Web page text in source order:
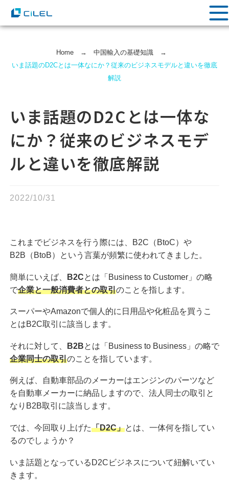
Home→ 中国輸⼊の基礎知識→
いま話題のD2Cとは一体なにか？従来のビジネスモデルと違いを徹底
解説
いま話題のD2Cとは一体な
にか？従来のビジネスモデ
ルと違いを徹底解説
2022/10/31
これまでビジネスを行う際には、B2C（BtoC）や
B2B（BtoB）という言葉が頻繁に使われてきました。
簡単にいえば、 B2Cとは「Business to Customer」の略
で企業と一般消費者との取引のことを指します。
スーパーやAmazonで個人的に日用品や化粧品を買うこ
とはB2C取引に該当します。
それに対して、 B2Bとは「Business to Business」の略で
企業同士の取引のことを指しています。
例えば、自動車部品のメーカーはエンジンのパーツなど
を自動車メーカーに納品しますので、法人同士の取引と
なりB2B取引に該当します。
では、今回取り上げた「D2C」とは、一体何を指してい
るのでしょうか？
いま話題となっているD2Cビジネスについて紐解いてい
きます。